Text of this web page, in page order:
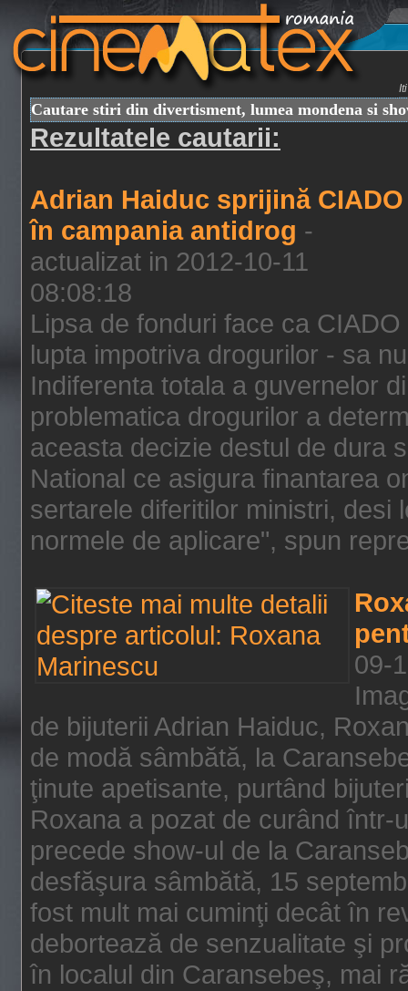
Cautare stiri din divertisment, lumea mondena si
Rezultatele cautarii:
Adrian Haiduc sprijină CIADO
în campania antidrog -
actualizat in 2012-10-11
08:08:18
Lipsa de fonduri face ca
lupta impotriva drogurilor - sa
Indiferenta totala a guvernelor
problematica drogurilor a
aceasta decizie destul de dura
National ce asigura finantarea
sertarele diferitilor ministri, desi
normele de aplicare", spun
09-
de bijuterii Adrian Haiduc,
de modă sâmbătă, la
ţinute apetisante, purtând
Roxana a pozat de curând
precede show-ul de la
desfăşura sâmbătă, 15
fost mult mai cuminţi decât în
debortează de senzualitate şi
în localul din Caransebeş, mai